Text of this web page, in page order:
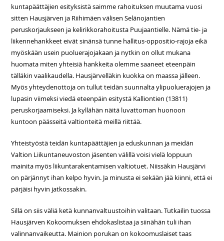
kuntapäättäjien esityksistä saimme rahoituksen muutama vuosi
sitten Hausjärven ja Riihimäen välisen Selänojantien
peruskorjaukseen ja kelirikkorahoitusta Puujaantielle. Nämä tie- ja
liikennehankkeet eivät sinänsä tunne hallitus-oppositio-rajoja eikä
myöskään usein puoluerajojakaan ja nytkin on ollut mukana
huomata miten yhteisiä hankkeita olemme saaneet eteenpäin
tälläkin vaalikaudella. Hausjärvelläkin kuokka on maassa jälleen.
Myös yhteydenottoja on tullut teidän suunnalta ylipuoluerajojen ja
lupasin viimeksi viedä eteenpäin esitystä Kalliontien (13811)
peruskorjaamiseksi. Ja kyllähän näitä luvattoman huonoon
kuntoon päässeitä valtionteitä meillä riittää.
Yhteistyöstä teidän kuntapäättäjien ja eduskunnan ja meidän
Valtion Liikuntaneuvoston jäsenten välillä voisi vielä loppuun
mainita myös liikuntarakentamisen valtiotuet. Niissäkin Hausjärvi
on pärjännyt ihan kelpo hyvin. Ja minusta ei sekään jää kiinni, että ei
pärjäisi hyvin jatkossakin.
Sillä on siis väliä ketä kunnanvaltuustoihin valitaan. Tutkailin tuossa
Hausjärven Kokoomuksen ehdokaslistaa ja siinähän tuli ihan
valinnanvaikeutta. Mainion porukan on kokoomuslaiset taas